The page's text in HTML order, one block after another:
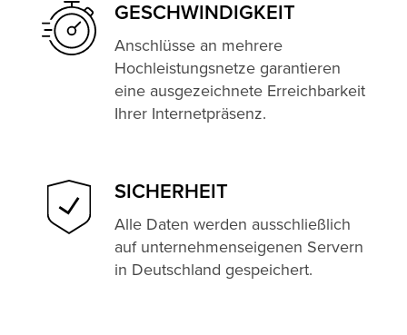
GESCHWINDIG­KEIT
Anschlüsse an mehrere
Hochleistungsnetze garantieren
eine ausgezeichnete Erreichbarkeit
Ihrer Internetpräsenz.
SICHERHEIT
Alle Daten werden ausschließlich
auf unternehmenseigenen Servern
in Deutschland gespeichert.